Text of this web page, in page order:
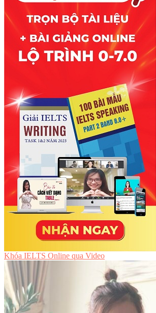
Khóa IELTS Online qua Video